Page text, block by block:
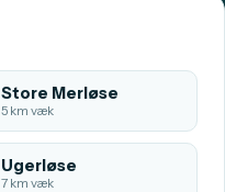
Store Merløse
5 km væk
Ugerløse
7 km væk